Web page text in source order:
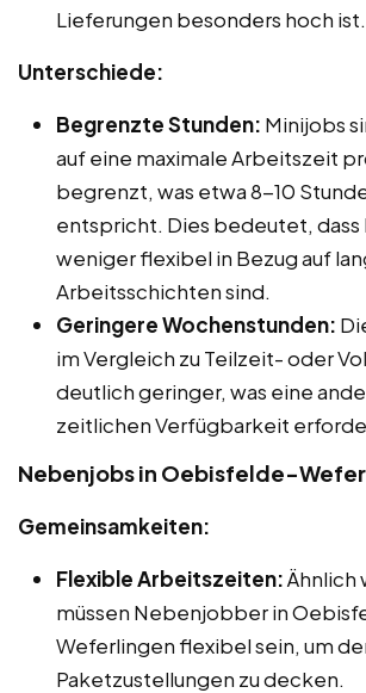
Lieferungen besonders hoch ist.
Unterschiede:
Begrenzte Stunden: Minijobs
auf eine maximale Arbeitszeit
begrenzt, was etwa 8-10
entspricht. Dies bedeutet,
weniger flexibel in Bezug auf
Arbeitsschichten sind.
Geringere Wochenstunden:
im Vergleich zu Teilzeit- oder
deutlich geringer, was eine
zeitlichen Verfügbarkeit
Nebenjobs in Oebisfelde-
Gemeinsamkeiten:
Flexible Arbeitszeiten:Ähnlich
müssen Nebenjobber in
Weferlingen flexibel sein, um
Paketzustellungen zu decken.